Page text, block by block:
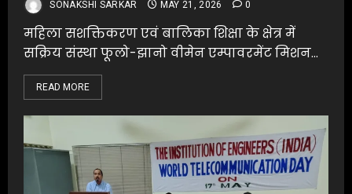
SONAKSHI SARKAR MAY 21, 2026 0
महिला सशक्तिकरण एवं बालिका शिक्षा के क्षेत्र में
सक्रिय संस्था फूलो-झानो वीमेन एम्पावरमेंट मिशन...
READ MORE